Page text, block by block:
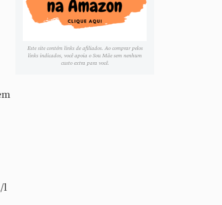
l
Este site contém links de afiliados. Ao comprar pelos
links indicados, você apoia o Sou Mãe sem nenhum
custo extra para você.